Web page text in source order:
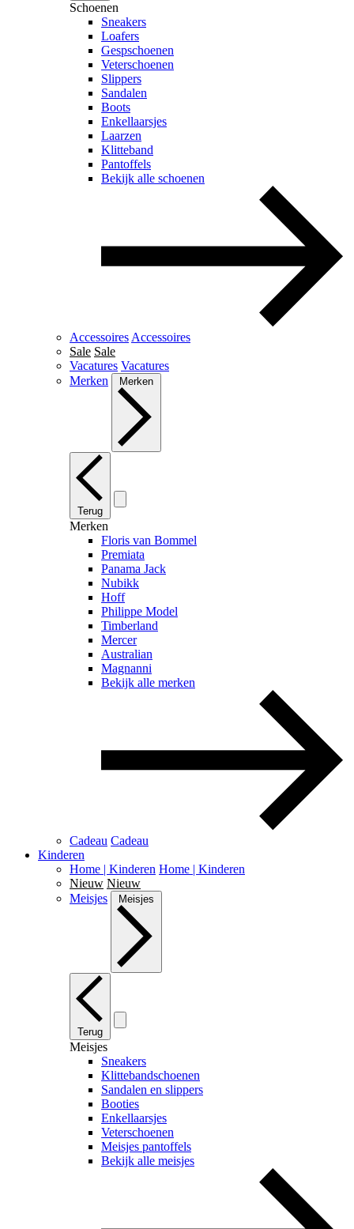
Schoenen
Sneakers
Loafers
Gespschoenen
Veterschoenen
Slippers
Sandalen
Boots
Enkellaarsjes
Laarzen
Klitteband
Pantoffels
Bekijk alle schoenen
Accessoires Accessoires
Sale Sale
Vacatures Vacatures
Merken
Merken
Terug
Merken
Floris van Bommel
Premiata
Panama Jack
Nubikk
Hoff
Philippe Model
Timberland
Mercer
Australian
Magnanni
Bekijk alle merken
Cadeau Cadeau
Kinderen
Home | Kinderen Home | Kinderen
Nieuw Nieuw
Meisjes
Meisjes
Terug
Meisjes
Sneakers
Klittebandschoenen
Sandalen en slippers
Booties
Enkellaarsjes
Veterschoenen
Meisjes pantoffels
Bekijk alle meisjes